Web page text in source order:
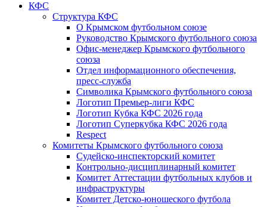
КФС
Структура КФС
О Крымском футбольном союзе
Руководство Крымского футбольного союза
Офис-менеджер Крымского футбольного
союза
Отдел информационного обеспечения,
пресс-служба
Символика Крымского футбольного союза
Логотип Премьер-лиги КФС
Логотип Кубка КФС 2026 года
Логотип Суперкубка КФС 2026 года
Respect
Комитеты Крымского футбольного союза
Судейско-инспекторский комитет
Контрольно-дисциплинарный комитет
Комитет Аттестации футбольных клубов и
инфраструктуры
Комитет Детско-юношеского футбола